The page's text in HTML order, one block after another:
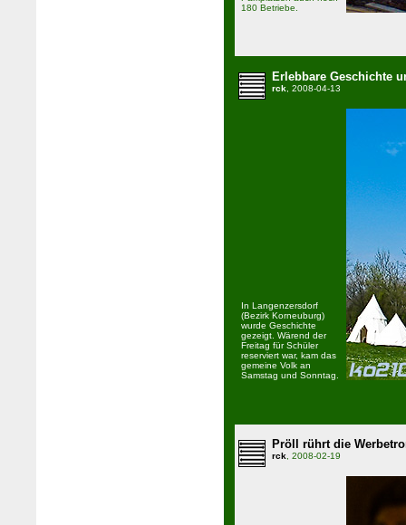
180 Betriebe.
Erlebbare Geschichte
rck, 2008-04-13
In Langenzersdorf
(Bezirk Korneuburg)
wurde Geschichte
gezeigt. Wärend der
Freitag für Schüler
reserviert war, kam das
gemeine Volk an
Samstag und Sonntag.
Pröll rührt die
rck, 2008-02-19